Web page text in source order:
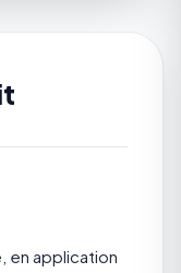
en application